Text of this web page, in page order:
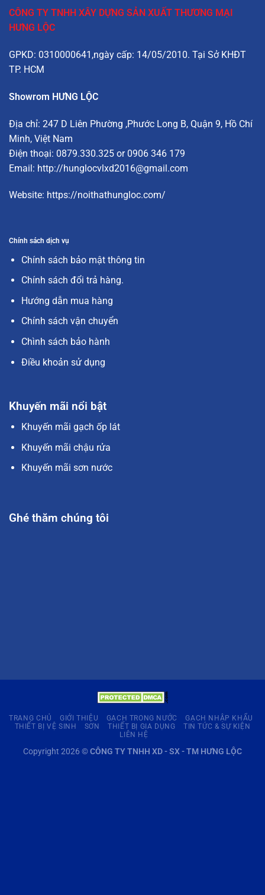
CÔNG TY TNHH XÂY DỰNG SẢN XUẤT THƯƠNG MẠI
HƯNG LỘC
GPKD: 0310000641,ngày cấp: 14/05/2010. Tại Sở KHĐT
TP. HCM
Showrom HƯNG LỘC
Địa chỉ: 247 D Liên Phường ,Phước Long B, Quận 9, Hồ Chí
Minh, Việt Nam
Điện thoại: 0879.330.325 or 0906 346 179
Email: http://hunglocvlxd2016@gmail.com
Website: https://noithathungloc.com/
Chính sách dịch vụ
Chính sách bảo mật thông tin
Chính sách đổi trả hàng.
Hướng dẫn mua hàng
Chính sách vận chuyển
Chình sách bảo hành
Điều khoản sử dụng
Khuyến mãi nổi bật
Khuyến mãi gạch ốp lát
Khuyến mãi chậu rửa
Khuyến mãi sơn nước
Ghé thăm chúng tôi
TRANG CHỦ GIỚI THIỆU GẠCH TRONG NƯỚC
GẠCH NHẬP KHẨU
THIẾT BỊ VỆ SINH
SƠN THIẾT BỊ GIA DỤNG
TIN TỨC & SỰ KIỆN
LIÊN HỆ
Copyright 2026 ©CÔNG TY TNHH XD - SX - TM HƯNG LỘC